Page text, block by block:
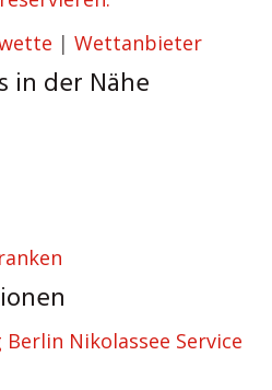
| Wettanbieter
in der Nähe
Nikolassee Service